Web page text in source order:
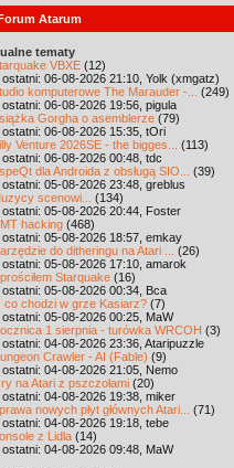
Atarum
tematy
VBXE (12)
ostatni: 06-08-2026 21:10, Yolk (xmgatz)
komputerowe The Marauder -...
(249)
ostatni: 06-08-2026 19:56, pigula
Gorgha o asemblerze (79)
ostatni: 06-08-2026 15:35, tOri
Venture 2026SE - the bigges...
(113)
ostatni: 06-08-2026 00:48, tdc
dla Androida z obsługą SIO...
(39)
ostatni: 05-08-2026 23:48, greblus
scenowi...
(134)
ostatni: 05-08-2026 20:44, Foster
hacking (468)
ostatni: 05-08-2026 18:57, emkay
do ditheringu na Atari ...
(26)
ostatni: 05-08-2026 17:10, amarok
Starquake (16)
ostatni: 05-08-2026 00:34, Bca
co chodzi w grze Kasiarz? (7)
ostatni: 05-08-2026 00:25, MaW
1 sierpnia - turówka WRCOH (3)
ostatni: 04-08-2026 23:36, Ataripuzzle
Crawler - AI (Fable) (9)
ostatni: 04-08-2026 21:05, Nemo
na Atari z pszczołami (20)
ostatni: 04-08-2026 19:38, miker
nowych płyt głównych Atari...
(71)
ostatni: 04-08-2026 19:18, tebe
z Lidla (14)
ostatni: 04-08-2026 09:48, MaW